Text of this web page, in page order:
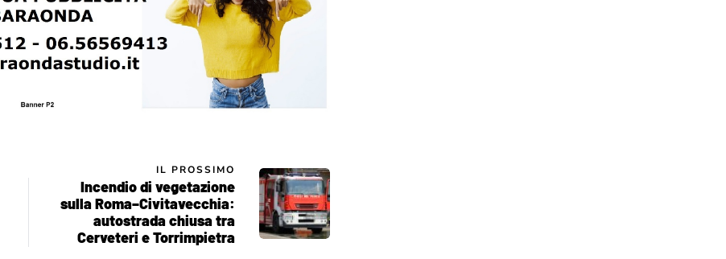
IL PROSSIMO
Incendio di vegetazione
sulla Roma–Civitavecchia:
autostrada chiusa tra
Cerveteri e Torrimpietra